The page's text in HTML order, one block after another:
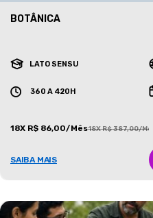
BOTÂNICA
LATO SENSU
360 A 420H
18X R$ 86,00/Mês18X R$ 387,00/Mês
SAIBA MAIS